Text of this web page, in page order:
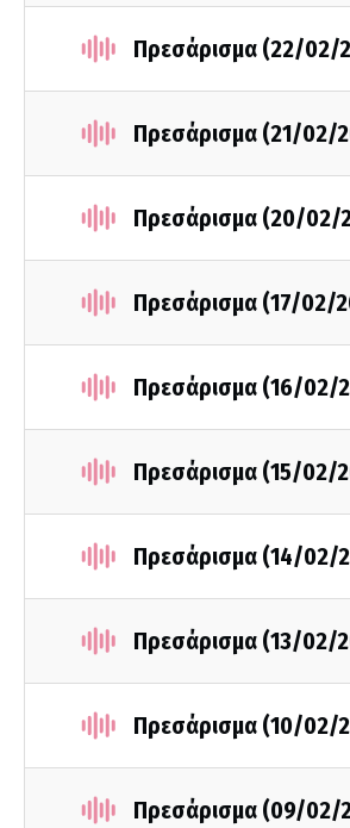
Πρεσάρισμα (22/02/
Πρεσάρισμα (21/02/
Πρεσάρισμα (20/02/
Πρεσάρισμα (17/02/
Πρεσάρισμα (16/02/
Πρεσάρισμα (15/02/
Πρεσάρισμα (14/02/
Πρεσάρισμα (13/02/
Πρεσάρισμα (10/02/
Πρεσάρισμα (09/02/